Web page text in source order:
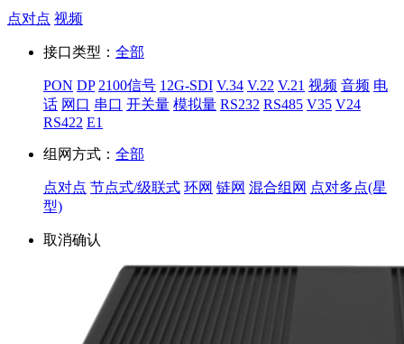
点对点 视频
接口类型： 全部
PON DP 2100信号 12G-SDI V.34 V.22 V.21 视频 音频 电
话 网口 串口 开关量 模拟量 RS232 RS485 V35 V24
RS422 E1
组网方式： 全部
点对点 节点式/级联式 环网 链网 混合组网 点对多点(星
型)
取消确认